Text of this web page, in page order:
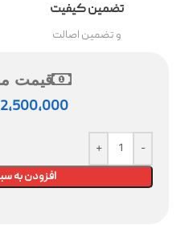
تضمین کیفیت
و تضمین اصالت
قیمت
افزودن به